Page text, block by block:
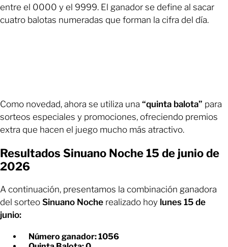
entre el 0000 y el 9999. El ganador se define al sacar
cuatro balotas numeradas que forman la cifra del día.
Como novedad, ahora se utiliza una “quinta balota” para
sorteos especiales y promociones, ofreciendo premios
extra que hacen el juego mucho más atractivo.
Resultados Sinuano Noche 15 de junio de
2026
A continuación, presentamos la combinación ganadora
del sorteo Sinuano Noche realizado hoy lunes 15 de
junio:
Número ganador: 1056